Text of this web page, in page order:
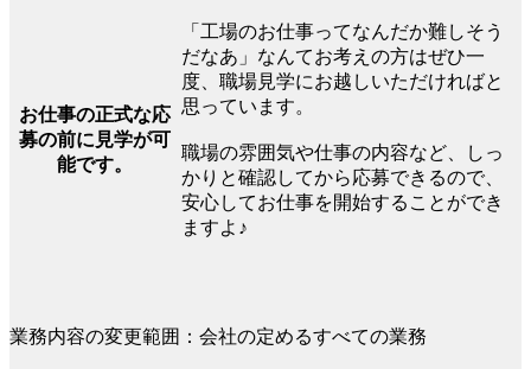
お仕事の正式な応
募の前に見学が可
能です。
「工場のお仕事ってなんだか難しそう
だなあ」なんてお考えの方はぜひ一
度、職場見学にお越しいただければと
思っています。
職場の雰囲気や仕事の内容など、しっ
かりと確認してから応募できるので、
安心してお仕事を開始することができ
ますよ♪
業務内容の変更範囲：会社の定めるすべての業務